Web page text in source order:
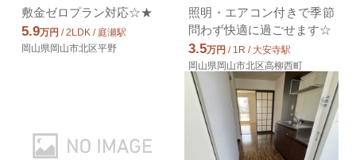
岡山電気軌道東山本線/門田屋敷 歩1分
3.0万円(管理費3000円)
1R / 25.0㎡ / 築27年
岡山県岡山市中区門田屋敷２丁目
4.4万円ＪＲ吉備線/備前三門
ＪＲ吉備線/備前三門 歩24分
4.4万円(管理費3000円)
2LDK / 52.99㎡ / 築31年
岡山県岡山市北区矢坂東町
敷金ゼロプラン対応☆★
5.9万円 / 2LDK / 庭瀬駅
岡山県岡山市北区平野
照明・エアコン付きで季節
問わず快適に過ごせます☆
3.5万円 / 1R / 大安寺駅
岡山県岡山市北区高柳西町